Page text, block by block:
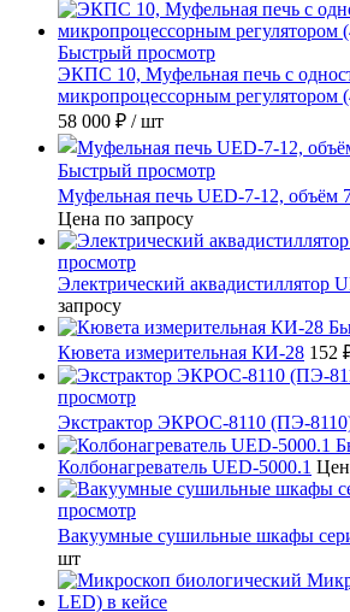
Быстрый просмотр
ЭКПС 10, Муфельная печь с
микропроцессорным регулятором
58 000 ₽ / шт
Быстрый просмотр
Муфельная печь UED-7-12, объём
Цена по запросу
просмотр
Электрический аквадистиллятор
запросу
Кювета измерительная КИ-28 152
просмотр
Экстрактор ЭКРОС-8110 (ПЭ-
Колбонагреватель UED-5000.1
просмотр
Вакуумные сушильные шкафы
шт